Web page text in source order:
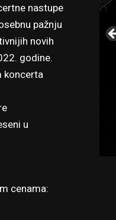
nastupe
pažnju
novih
godine.
koncerta
u
cenama: